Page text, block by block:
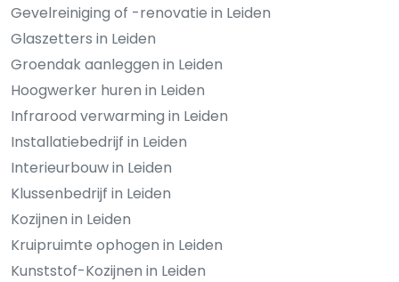
Gevelreiniging of -renovatie in Leiden
Glaszetters in Leiden
Groendak aanleggen in Leiden
Hoogwerker huren in Leiden
Infrarood verwarming in Leiden
Installatiebedrijf in Leiden
Interieurbouw in Leiden
Klussenbedrijf in Leiden
Kozijnen in Leiden
Kruipruimte ophogen in Leiden
Kunststof-Kozijnen in Leiden